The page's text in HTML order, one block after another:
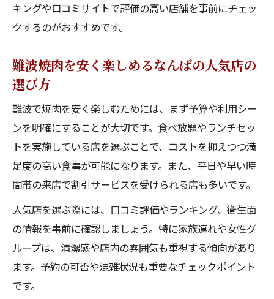
キングや口コミサイトで評価の高い店舗を事前にチェッ
クするのがおすすめです。
難波焼肉を安く楽しめるなんばの人気店の
選び方
難波で焼肉を安く楽しむためには、まず予算や利用シー
ンを明確にすることが大切です。食べ放題やランチセッ
トを実施している店を選ぶことで、コストを抑えつつ満
足度の高い食事が可能になります。また、平日や早い時
間帯の来店で割引サービスを受けられる店も多いです。
人気店を選ぶ際には、口コミ評価やランキング、衛生面
の情報を事前に確認しましょう。特に家族連れや女性グ
ループは、清潔感や店内の雰囲気も重視する傾向があり
ます。予約の可否や混雑状況も重要なチェックポイント
です。